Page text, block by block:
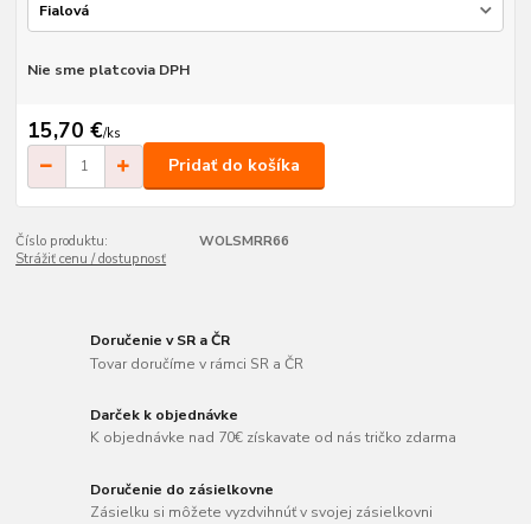
Nie sme platcovia DPH
15,70 €/ks
Pridať do košíka
Číslo produktu:
WOLSMRR66
Strážiť cenu / dostupnosť
Doručenie v SR a ČR
Tovar doručíme v rámci SR a ČR
Darček k objednávke
K objednávke nad 70€ získavate od nás tričko zdarma
Doručenie do zásielkovne
Zásielku si môžete vyzdvihnúť v svojej zásielkovni